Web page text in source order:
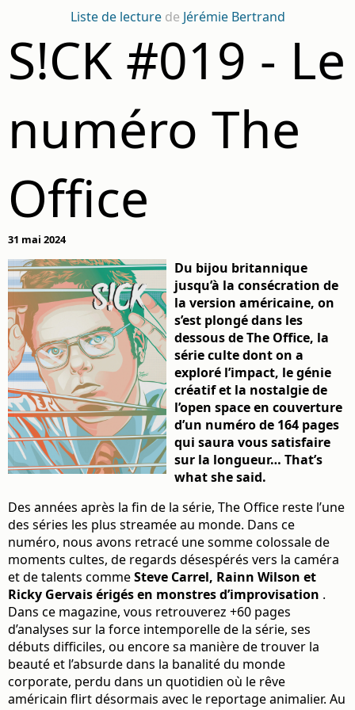
Liste de lecturede Jérémie Bertrand
S!CK #019 - Le
numéro The
Office
31 mai 2024
Du bijou britannique
jusqu’à la consécration de
la version américaine, on
s’est plongé dans les
dessous de The Office, la
série culte dont on a
exploré l’impact, le génie
créatif et la nostalgie de
l’open space en couverture
d’un numéro de 164 pages
qui saura vous satisfaire
sur la longueur… That’s
what she said.
Des années après la fin de la série, The Office reste l’une
des séries les plus streamée au monde. Dans ce
numéro, nous avons retracé une somme colossale de
moments cultes, de regards désespérés vers la caméra
et de talents commeSteve Carrel, Rainn Wilson et
Ricky Gervais érigés en monstres d’improvisation .
Dans ce magazine, vous retrouverez +60 pages
d’analyses sur la force intemporelle de la série, ses
débuts difficiles, ou encore sa manière de trouver la
beauté et l’absurde dans la banalité du monde
corporate, perdu dans un quotidien où le rêve
américain flirt désormais avec le reportage animalier. Au